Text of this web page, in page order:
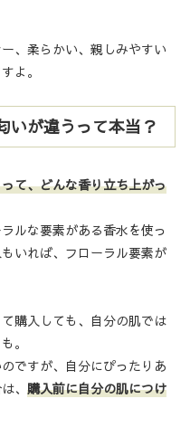
、柔らかい、親しみやすい
よ。
いが違うって本当？
て、どんな香り立ち上がっ
ルな要素がある香水を使っ
いれば、フローラル要素が
購入しても、自分の肌では
。
ですが、自分にぴったりあ
、 購入前に自分の肌につけ